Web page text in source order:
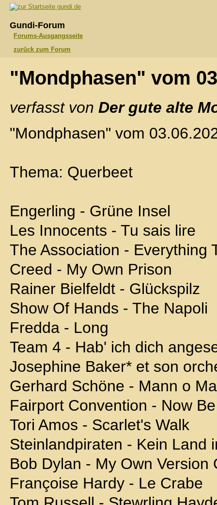
gundi.de
Gundi-Forum
Forums-Ausgangsseite
zurück zum Forum
"Mondphasen" vom
verfasst von Der gute alte
"Mondphasen" vom
Thema: Querbeet
Engerling - Grüne Insel
Les Innocents - Tu sais lire
The Association - Everything
Creed - My Own Prison
Rainer Bielfeldt - Glückspilz
Show Of Hands - The Napoli
Fredda - Long
Team 4 - Hab' ich dich
Josephine Baker* et son
Gerhard Schöne - Mann o
Fairport Convention - Now
Tori Amos - Scarlet's Walk
Steinlandpiraten - Kein Land
Bob Dylan - My Own Version
Françoise Hardy - Le Crabe